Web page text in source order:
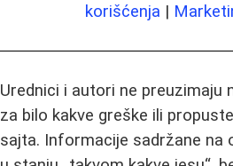
korišćenja |
Urednici i autori ne preuzimaju
za bilo kakve greške ili
sajta. Informacije sadržane na